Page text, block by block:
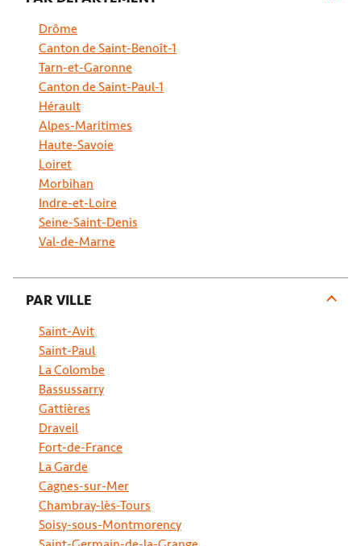
Drôme
Canton de Saint-Benoît-1
Tarn-et-Garonne
Canton de Saint-Paul-1
Hérault
Alpes-Maritimes
Haute-Savoie
Loiret
Morbihan
Indre-et-Loire
Seine-Saint-Denis
Val-de-Marne
PAR VILLE
Saint-Avit
Saint-Paul
La Colombe
Bassussarry
Gattières
Draveil
Fort-de-France
La Garde
Cagnes-sur-Mer
Chambray-lès-Tours
Soisy-sous-Montmorency